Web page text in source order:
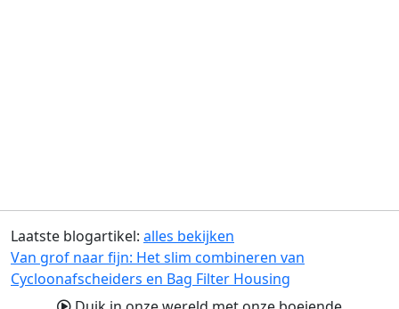
Laatste blogartikel: alles bekijken
Van grof naar fijn: Het slim combineren van
Cycloonafscheiders en Bag Filter Housing